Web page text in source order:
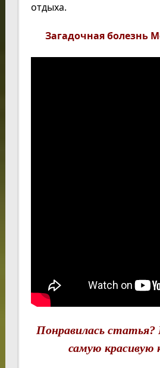
отдыха.
Загадочная болезнь
Понравилась
самую красивую